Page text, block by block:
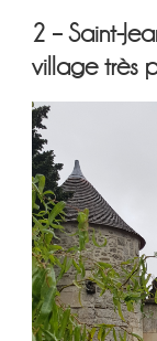
2 – Saint-
village très